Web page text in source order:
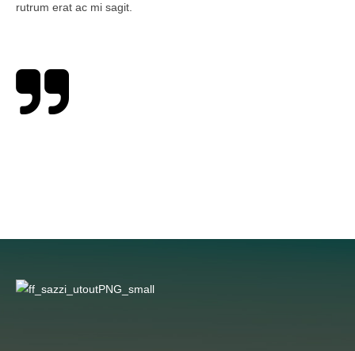
rutrum erat ac mi sagit.